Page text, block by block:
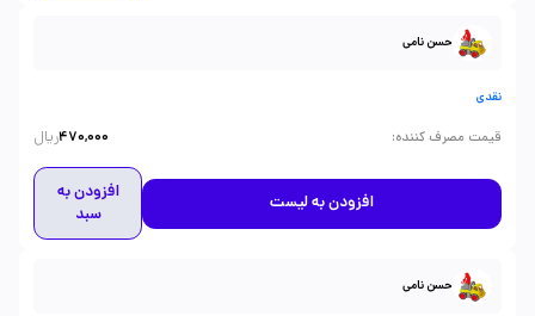
حسن نامی
نقدی
قیمت مصرف کننده:
470,000ریال
افزودن به لیست
افزودن به
سبد
حسن نامی